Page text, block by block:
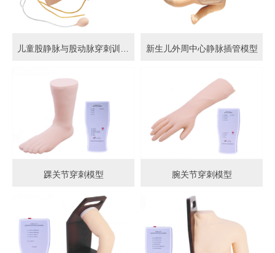
儿童股静脉与股动脉穿刺训练模型 新生儿外周中心静脉插管模型
踝关节穿刺模型 腕关节穿刺模型